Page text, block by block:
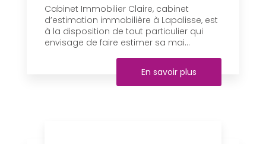
Cabinet Immobilier Claire, cabinet
d’estimation immobilière à Lapalisse, est
à la disposition de tout particulier qui
envisage de faire estimer sa mai...
En savoir plus